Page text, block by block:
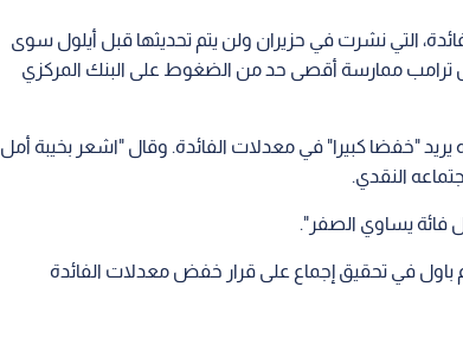
التي نشرت في حزيران ولن يتم تحديثها قبل أيلول سوى
ترامب ممارسة أقصى حد من الضغوط على البنك المركزي
يريد "خفضا كبيرا" في معدلات الفائدة. وقال "اشعر بخيبة أمل
النقدي.
فائة يساوي الصفر".
باول في تحقيق إجماع على قرار خفض معدلات الفائدة